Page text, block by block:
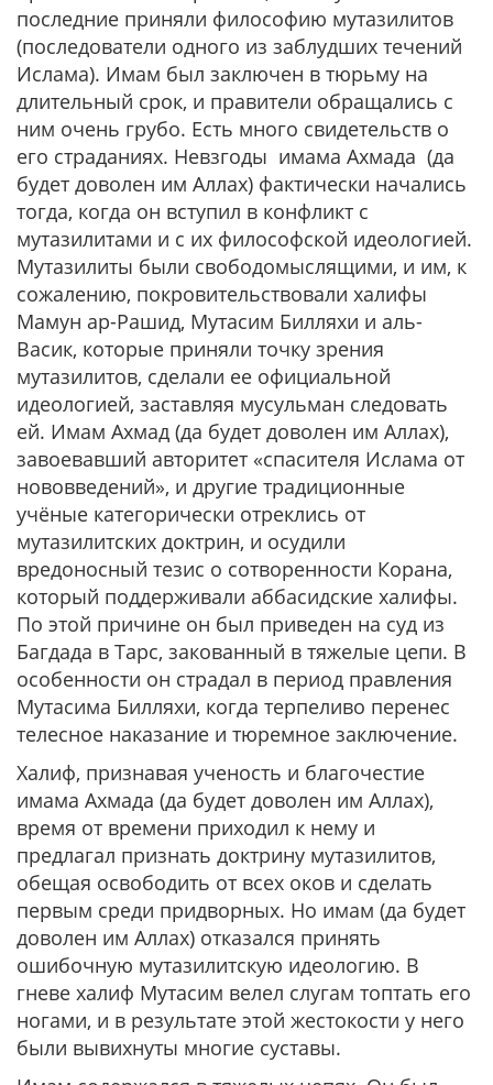
последние приняли философию мутазилитов
(последователи одного из заблудших течений
Ислама). Имам был заключен в тюрьму на
длительный срок, и правители обращались с
ним очень грубо. Есть много свидетельств о
его страданиях. Невзгоды имама Ахмада (да
будет доволен им Аллах) фактически начались
тогда, когда он вступил в конфликт с
мутазилитами и с их философской идеологией.
Мутазилиты были свободомыслящими, и им, к
сожалению, покровительствовали халифы
Мамун ар-Рашид, Мутасим Билляхи и аль-
Васик, которые приняли точку зрения
мутазилитов, сделали ее официальной
идеологией, заставляя мусульман следовать
ей. Имам Ахмад (да будет доволен им Аллах),
завоевавший авторитет «спасителя Ислама от
нововведений», и другие традиционные
учёные категорически отреклись от
мутазилитских доктрин, и осудили
вредоносный тезис о сотворенности Корана,
который поддерживали аббасидские халифы.
По этой причине он был приведен на суд из
Багдада в Тарс, закованный в тяжелые цепи. В
особенности он страдал в период правления
Мутасима Билляхи, когда терпеливо перенес
телесное наказание и тюремное заключение.
Халиф, признавая ученость и благочестие
имама Ахмада (да будет доволен им Аллах),
время от времени приходил к нему и
предлагал признать доктрину мутазилитов,
обещая освободить от всех оков и сделать
первым среди придворных. Но имам (да будет
доволен им Аллах) отказался принять
ошибочную мутазилитскую идеологию. В
гневе халиф Мутасим велел слугам топтать его
ногами, и в результате этой жестокости у него
были вывихнуты многие суставы.